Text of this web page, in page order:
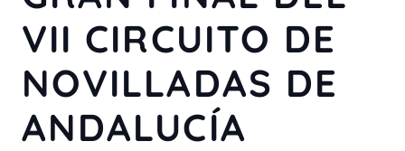
VII CIRCUITO DE
NOVILLADAS DE
ANDALUCÍA